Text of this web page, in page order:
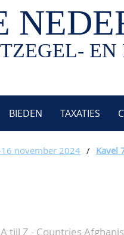
BIEDEN TAXATIES
november 2024 / Kavel
till Z - Countries